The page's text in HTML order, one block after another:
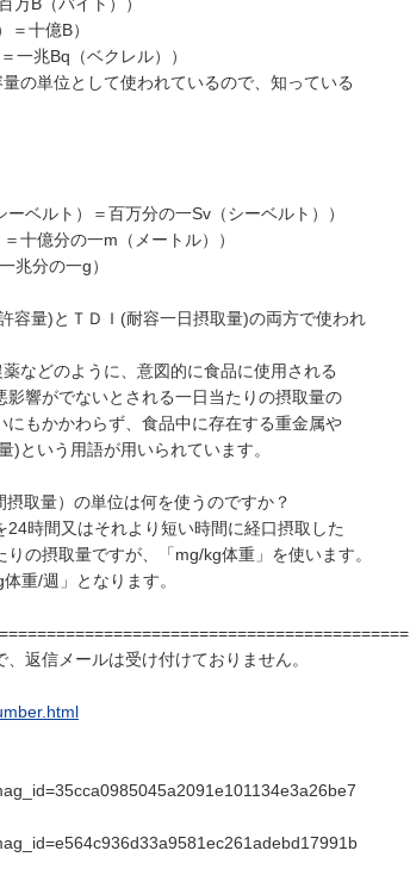
B（バイト））
十億B）
一兆Bq（ベクレル））
の単位として使われているので、知っている
ベルト）＝百万分の一Sv（シーベルト））
十億分の一m（メートル））
兆分の一g）
量)とＴＤＩ(耐容一日摂取量)の両方で使われ
などのように、意図的に食品に使用される
響がでないとされる一日当たりの摂取量の
もかかわらず、食品中に存在する重金属や
)という用語が用いられています。
取量）の単位は何を使うのですか？
時間又はそれより短い時間に経口摂取した
の摂取量ですが、「mg/kg体重」を使います。
重/週」となります。
返信メールは受け付けておりません。